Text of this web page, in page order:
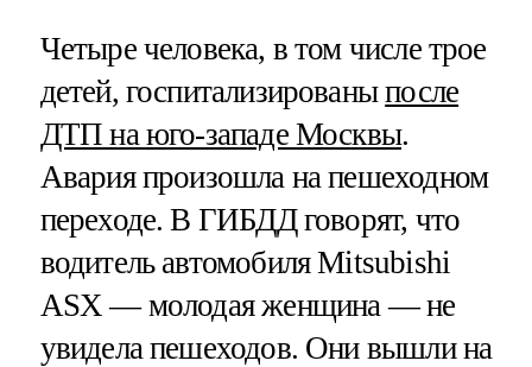
Четыре человека, в том числе трое
детей, госпитализированыпосле
ДТП на юго-западе Москвы.
Авария произошла на пешеходном
переходе. В ГИБДД говорят, что
водитель автомобиля Mitsubishi
ASX — молодая женщина — не
увидела пешеходов. Они вышли на